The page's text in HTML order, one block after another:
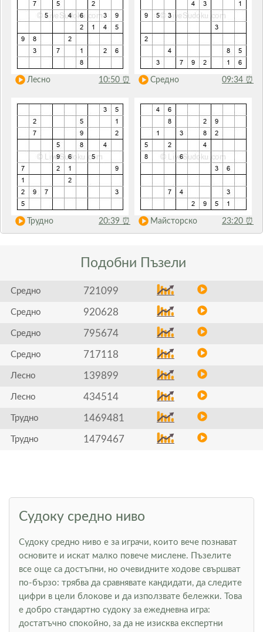
Лесно 10:50 ⏰ Средно 09:34 ⏰
Трудно 20:39 ⏰ Майсторско 23:20 ⏰
Подобни Пъзели
Средно 721099
Средно 920628
Средно 795674
Средно 717118
Лесно 139899
Лесно 434514
Трудно 1469481
Трудно 1479467
Судоку средно ниво
Судоку средно ниво е за играчи, които вече познават
основите и искат малко повече мислене. Пъзелите
все още са достъпни, но очевидните ходове свършват
по-бързо: трябва да сравнявате кандидати, да следите
цифри в цели блокове и да използвате бележки. Това
е добро стандартно судоку за ежедневна игра:
достатъчно спокойно, за да не изисква експертни